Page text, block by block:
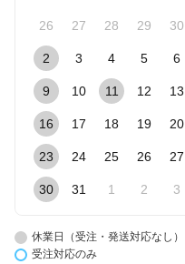
26 27 28 29 30
2 3 4 5 6
9 10 11 12 13
16 17 18 19 20
23 24 25 26 27
30 31 1 2 3
休業日（受注・発送対応なし）
受注対応のみ